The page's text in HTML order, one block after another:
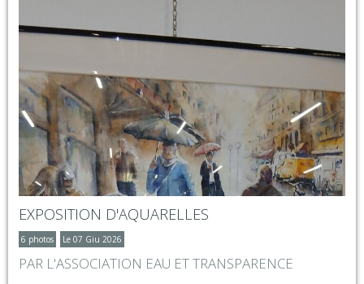
EXPOSITION D'AQUARELLES
6 photos Le 07 Giu 2026
PAR L'ASSOCIATION EAU ET TRANSPARENCE